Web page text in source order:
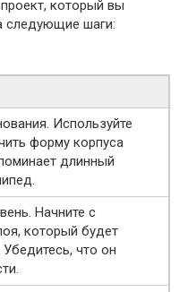
который вы
следующие шаги:
Используйте
форму корпуса
длинный
Начните с
который будет
что он